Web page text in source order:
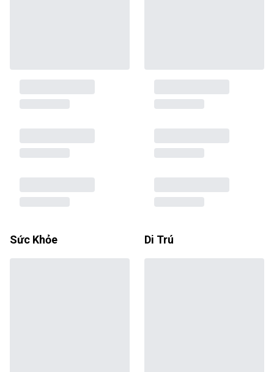
Sức Khỏe Di Trú